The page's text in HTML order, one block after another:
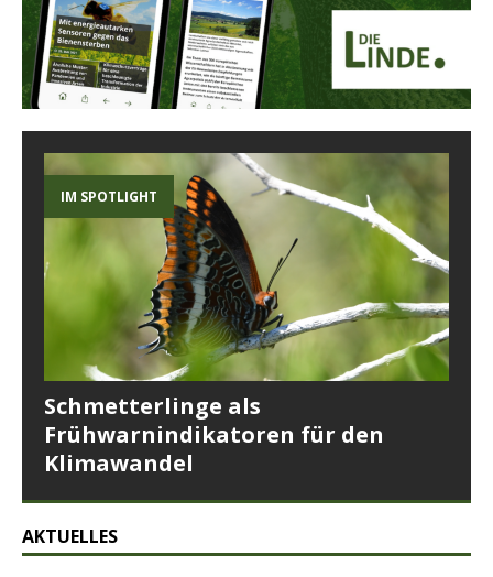
IM SPOTLIGHT
Schmetterlinge als
Frühwarnindikatoren für den
Klimawandel
AKTUELLES